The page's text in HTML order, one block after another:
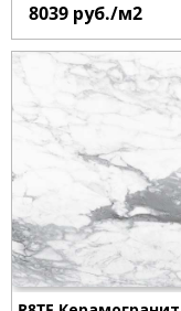
8039 руб./м2